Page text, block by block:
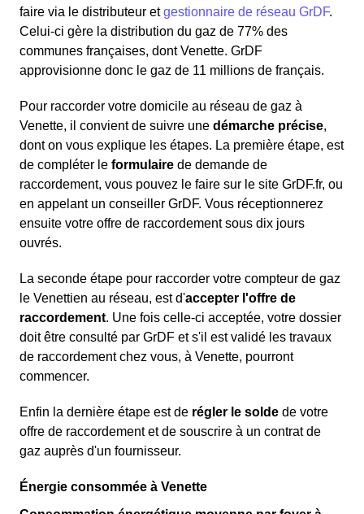
faire via le distributeur etgestionnaire de réseau GrDF.
Celui-ci gère la distribution du gaz de 77% des
communes françaises, dont Venette. GrDF
approvisionne donc le gaz de 11 millions de français.
Pour raccorder votre domicile au réseau de gaz à
Venette, il convient de suivre une démarche précise,
dont on vous explique les étapes. La première étape, est
de compléter le formulaire de demande de
raccordement, vous pouvez le faire sur le site GrDF.fr, ou
en appelant un conseiller GrDF. Vous réceptionnerez
ensuite votre offre de raccordement sous dix jours
ouvrés.
La seconde étape pour raccorder votre compteur de gaz
le Venettien au réseau, est d'accepter l'offre de
raccordement. Une fois celle-ci acceptée, votre dossier
doit être consulté par GrDF et s'il est validé les travaux
de raccordement chez vous, à Venette, pourront
commencer.
Enfin la dernière étape est de régler le solde de votre
offre de raccordement et de souscrire à un contrat de
gaz auprès d'un fournisseur.
Énergie consommée à Venette